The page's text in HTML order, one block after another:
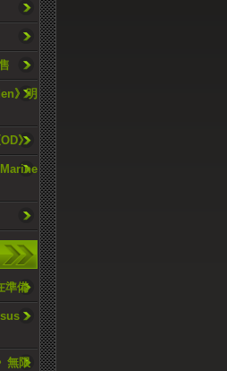
》明
》
準備
無限